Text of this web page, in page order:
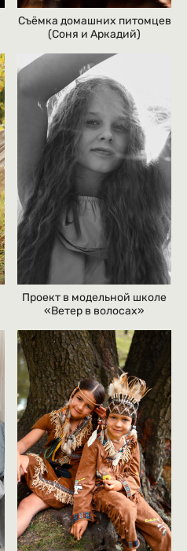
Съёмка домашних питомцев
(Соня и Аркадий)
Проект в модельной школе
«Ветер в волосах»